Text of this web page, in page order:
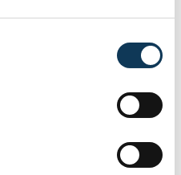
tekinthető
azt is írja,
lakossági átlag